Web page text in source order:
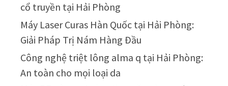
cổ truyền tại Hải Phòng
Máy Laser Curas Hàn Quốc tại Hải Phòng:
Giải Pháp Trị Nám Hàng Đầu
Công nghệ triệt lông alma q tại Hải Phòng:
An toàn cho mọi loại da